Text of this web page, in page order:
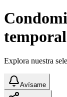
temporal
Explora nuestra
Avísame